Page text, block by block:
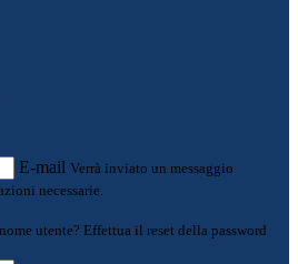
E-mail Verrà inviato un messaggio
necessarie.
utente? Effettua il reset della password